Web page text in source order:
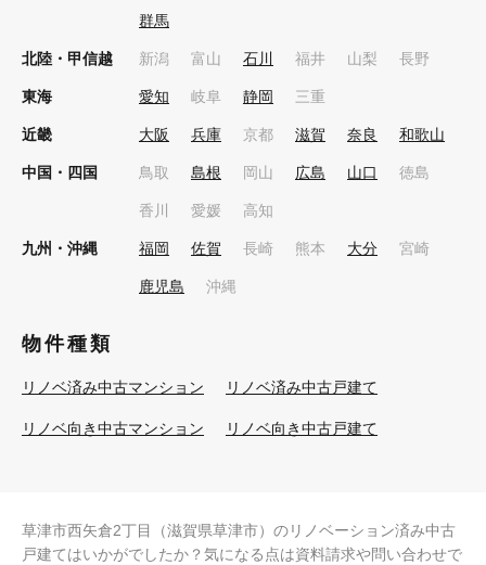
群馬
北陸・甲信越 新潟 富山 石川 福井 山梨 長野
東海 愛知 岐阜 静岡 三重
近畿 大阪 兵庫 京都 滋賀 奈良 和歌山
中国・四国 鳥取 島根 岡山 広島 山口 徳島
香川 愛媛 高知
九州・沖縄 福岡 佐賀 長崎 熊本 大分 宮崎
鹿児島 沖縄
物件種類
リノベ済み中古マンション リノベ済み中古戸建て
リノベ向き中古マンション リノベ向き中古戸建て
草津市西矢倉2丁目（滋賀県草津市）のリノベーション済み中古
戸建てはいかがでしたか？気になる点は資料請求や問い合わせで